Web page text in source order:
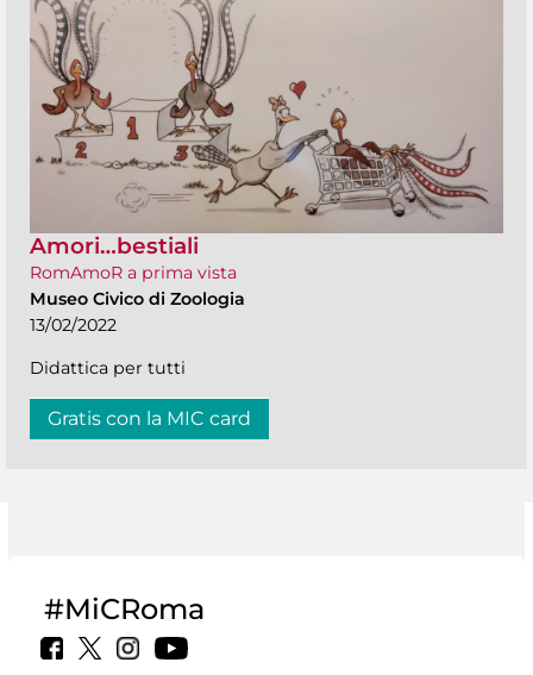
Amori…bestiali
RomAmoR a prima vista
Museo Civico di Zoologia
13/02/2022
Didattica per tutti
Gratis con la MIC card
#MiCRoma